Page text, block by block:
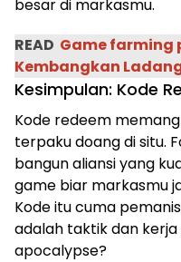
besar di markasmu.
READ Game farming
Kembangkan
Kesimpulan: Kode
Kode redeem
terpaku doang di situ.
bangun aliansi yang
game biar markasmu
Kode itu cuma
adalah taktik dan
apocalypse?